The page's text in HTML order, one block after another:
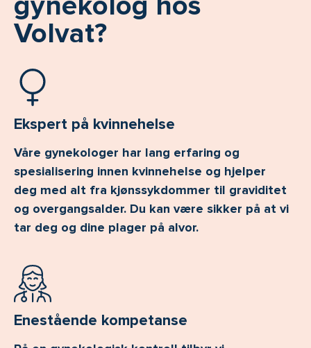
Volvat?
Ekspert på kvinnehelse
Våre gynekologer har lang erfaring og
spesialisering innen kvinnehelse og hjelper
deg med alt fra kjønssykdommer til graviditet
og overgangsalder. Du kan være sikker på at vi
tar deg og dine plager på alvor.
Enestående kompetanse